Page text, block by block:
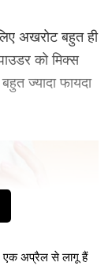
अखरोट बहुत ही
को मिक्स
ज्यादा फायदा
एक अप्रैल से लागू हैं